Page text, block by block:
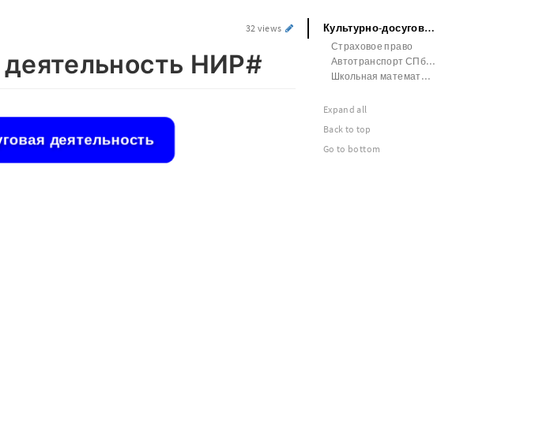
32 views
НИР#
деятельность
Культурно-досуговая деятельность НИР#
Страховое право
Автотранспорт СПбГУ
Школьная математика
Expand all
Back to top
Go to bottom